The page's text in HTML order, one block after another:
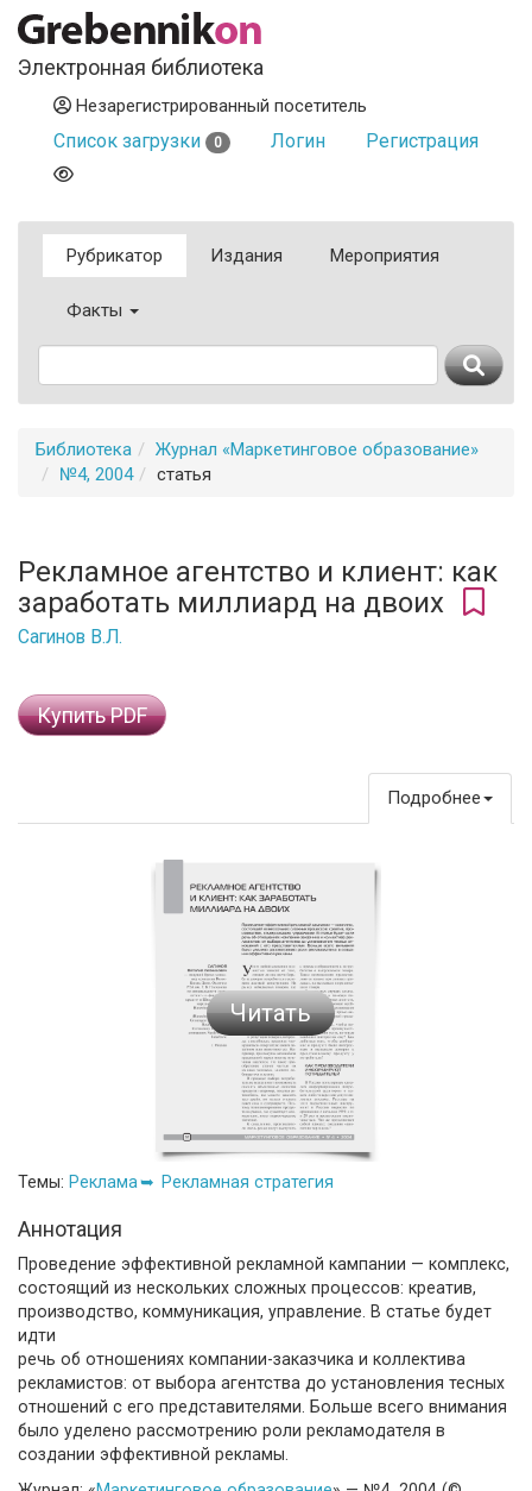
Электронная библиотека
Незарегистрированный посетитель
Список загрузки 0 Логин Регистрация
Рубрикатор Издания Мероприятия
Факты
Библиотека
Журнал «Маркетинговое образование»
№4, 2004
статья
Рекламное агентство и клиент: как
заработать миллиард на двоих
Сагинов В.Л.
Купить PDF
Подробнее
Читать
Темы: Реклама Рекламная стратегия
Аннотация
Проведение эффективной рекламной кампании — комплекс,
состоящий из нескольких сложных процессов: креатив,
производство, коммуникация, управление. В статье будет
идти
речь об отношениях компании-заказчика и коллектива
рекламистов: от выбора агентства до установления тесных
отношений с его представителями. Больше всего внимания
было уделено рассмотрению роли рекламодателя в
создании эффективной рекламы.